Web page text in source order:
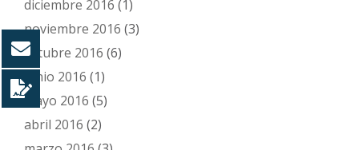
diciembre 2016 (1)
noviembre 2016 (3)
octubre 2016 (6)
junio 2016 (1)
mayo 2016 (5)
abril 2016 (2)